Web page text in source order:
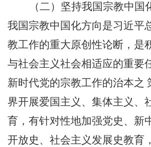
（二）坚持我国宗教中国
我国宗教中国化方向是习近平
教工作的重大原创性论断，是
与社会主义社会相适应的重要
新时代党的宗教工作的治本之
界开展爱国主义、集体主义、
育，有针对性地加强党史、新
开放史、社会主义发展史教育